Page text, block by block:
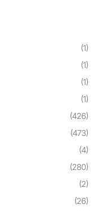
(1)
(1)
(1)
(1)
(426)
(473)
(4)
(280)
(2)
(26)